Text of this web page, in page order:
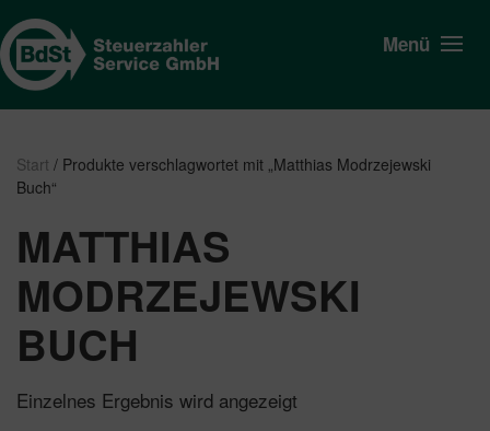
Menü
Start / Produkte verschlagwortet mit „Matthias Modrzejewski
Buch“
MATTHIAS
MODRZEJEWSKI
BUCH
Einzelnes Ergebnis wird angezeigt